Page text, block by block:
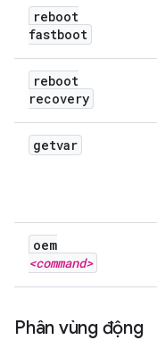
reboot
fastboot
reboot
recovery
getvar
oem
<command>
Phân vùng động